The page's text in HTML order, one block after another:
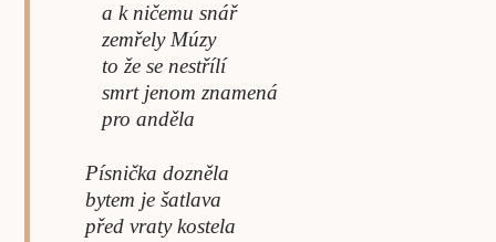
a k ničemu snář
zemřely Múzy
to že se nestřílí
smrt jenom znamená
pro anděla
Písnička dozněla
bytem je šatlava
před vraty kostela